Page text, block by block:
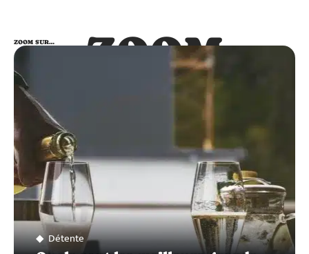
ZOOM
SUR…
ZOOM SUR…
Détente